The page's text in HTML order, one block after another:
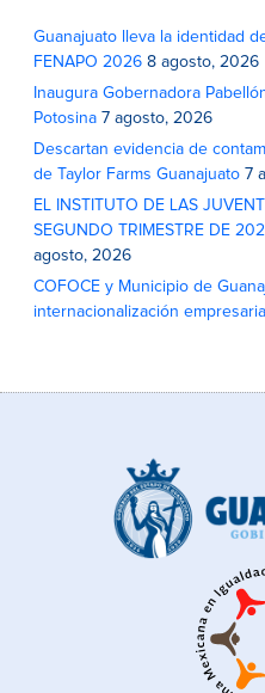
Guanajuato lleva la identidad
FENAPO 2026 8 agosto, 2026
Inaugura Gobernadora
Potosina 7 agosto, 2026
Descartan evidencia de
de Taylor Farms Guanajuato 7
EL INSTITUTO DE LAS
SEGUNDO TRIMESTRE DE
agosto, 2026
COFOCE y Municipio de
internacionalización empresarial